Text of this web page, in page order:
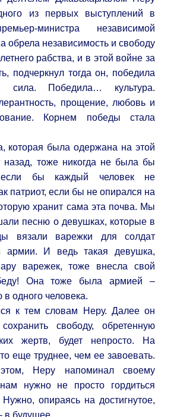
из первых выступлений в
министра независимой
обрела независимость и свободу
рабства, и в этой войне за
подчеркнул тогда он, победила
сила. Победила… культура.
прощение, любовь и
Корнем победы стала
которая была одержана на этой
назад, тоже никогда не была бы
если бы каждый человек не
патриот, если бы не опирался на
хранит сама эта почва. Мы
песню о девушках, которые в
вязали варежки для солдат
армии. И ведь такая девушка,
варежек, тоже внесла свой
Она тоже была армией –
в одного человека.
к тем словам Неру. Далее он
свободу, обретенную
жертв, будет непросто. На
еще труднее, чем ее завоевать.
Неру напоминал своему
нужно не просто гордиться
Нужно, опираясь на достигнутое,
в будущее.